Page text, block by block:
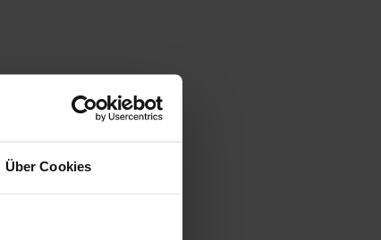
Über Cookies